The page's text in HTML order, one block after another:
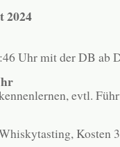
Uhr mit der DB ab
evtl.
Kosten